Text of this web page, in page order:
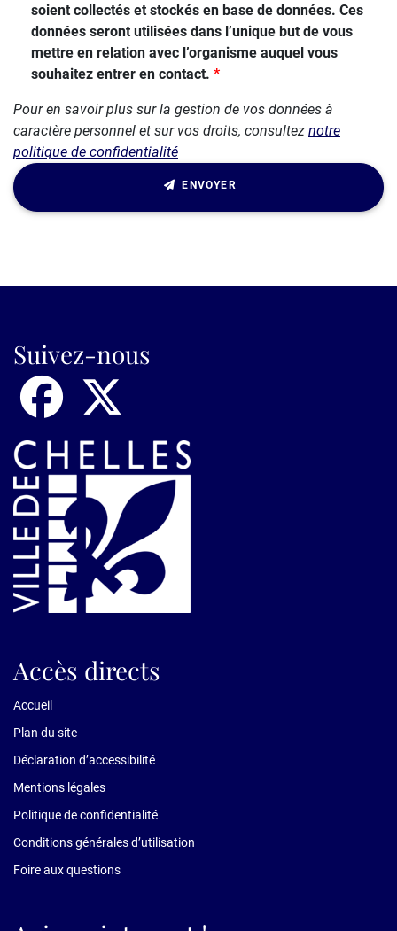
êtes un
être
humain,
ignorez
champ
soient collectés et stockés en base de données. Ces
données seront utilisées dans l’unique but de vous
mettre en relation avec l’organisme auquel vous
souhaitez entrer en contact.
Pour en savoir plus sur la gestion de vos données à
caractère personnel et sur vos droits, consultez notre
politique de confidentialité
ENVOYER
Suivez-nous
Accès directs
Accueil
Plan du site
Déclaration d’accessibilité
Mentions légales
Politique de confidentialité
Conditions générales d’utilisation
Foire aux questions